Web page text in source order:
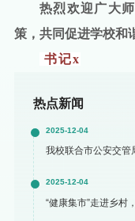
热烈欢迎广大
策，共同促进学校和
书记x
热点新闻
2025-12-04
我校联合市公安交管
2025-12-04
“健康集市”走进乡村